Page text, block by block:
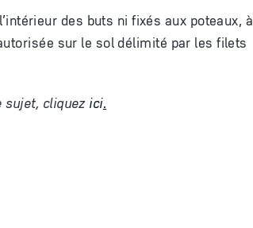
des buts ni fixés aux poteaux, à
sur le sol délimité par les filets
sujet, cliquez ici.